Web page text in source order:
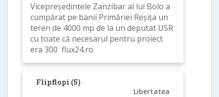
Vicepreședintele Zanzibar al lui Bolo a
cumpărat pe banii Primăriei Reșița un
teren de 4000 mp de la un deputat USR
cu toate că necesarul pentru proiect
era 300 flux24.ro
Flipflopi (5)
Libertatea